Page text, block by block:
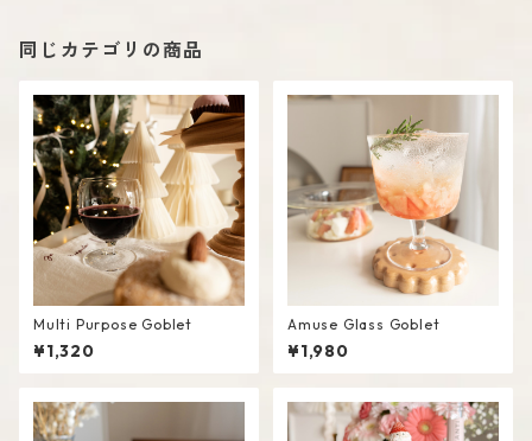
同じカテゴリの商品
Multi Purpose Goblet
¥1,320
Amuse Glass Goblet
¥1,980